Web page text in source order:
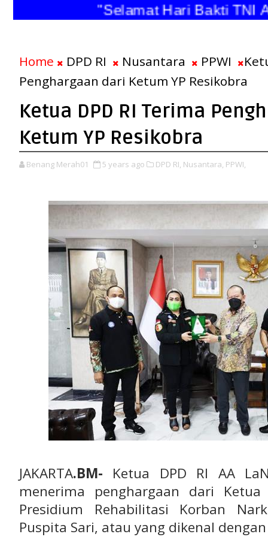
"Selamat Hari Bakti
Home DPD RI Nusantara PPWI
Penghargaan dari Ketum YP Resikobra
Ketua DPD RI Terima
Ketum YP Resikobra
Benang Merah01 5 years ago DPD RI, Nusantara, PPWI,
JAKARTA.BM- Ketua DPD RI AA
menerima penghargaan dari
Presidium Rehabilitasi Korban
Puspita Sari, atau yang dikenal